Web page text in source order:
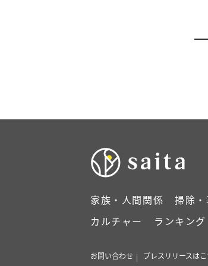
家族・人間関係 掃除
カルチャー
ランキング
お問い合わせ プレスリリースは